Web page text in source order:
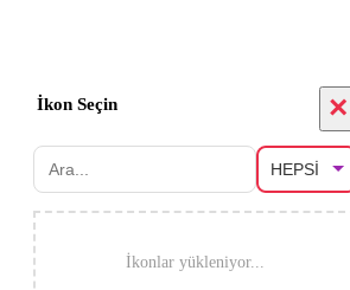
İkon Seçin ×
İkonlar yükleniyor...